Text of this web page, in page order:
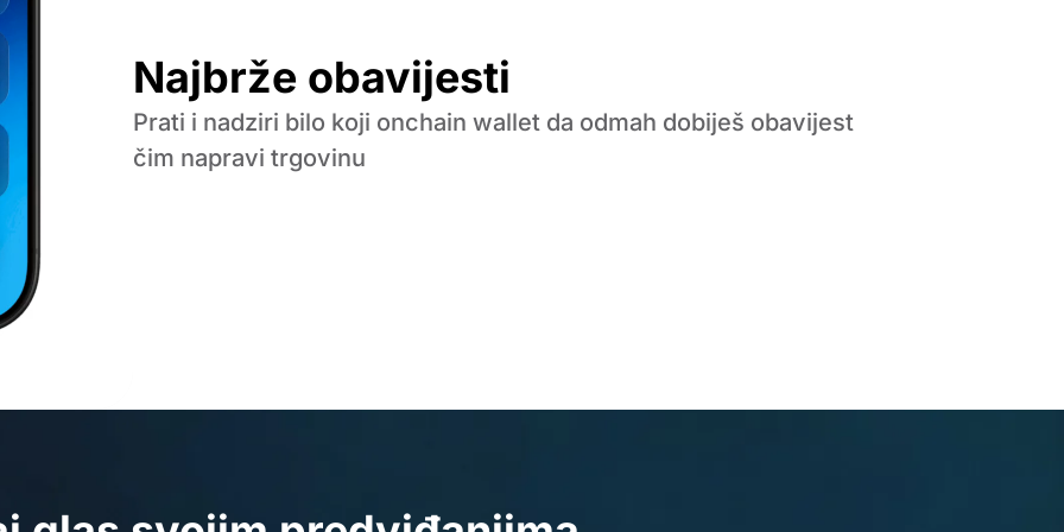
Najbrže obavijesti
Prati i nadziri bilo koji onchain wallet da odmah dobiješ obavijest
čim napravi trgovinu